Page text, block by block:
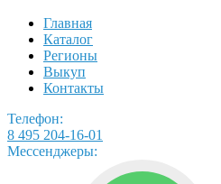
Главная
Каталог
Регионы
Выкуп
Контакты
Телефон:
8 495 204-16-01
Мессенджеры: